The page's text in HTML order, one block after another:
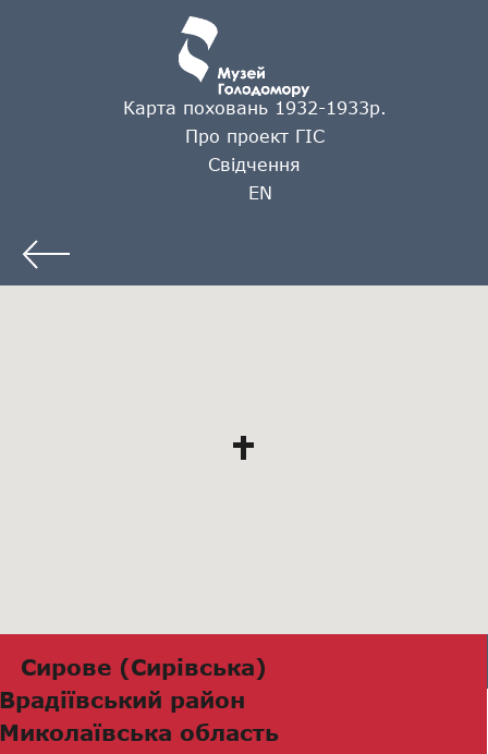
Карта поховань 1932-1933р.
Про проект ГІС
Свідчення
EN
Сирове (Сирівська)
Врадіївський район
Миколаївська область